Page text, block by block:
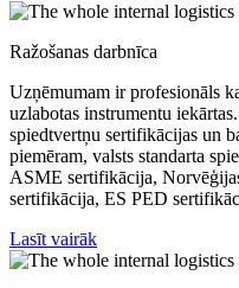
Ražošanas darbnīca
Uzņēmumam ir profesionāls
uzlabotas instrumentu
spiedtvertņu sertifikācijas un
piemēram, valsts standarta
ASME sertifikācija,
sertifikācija, ES PED
Lasīt vairāk